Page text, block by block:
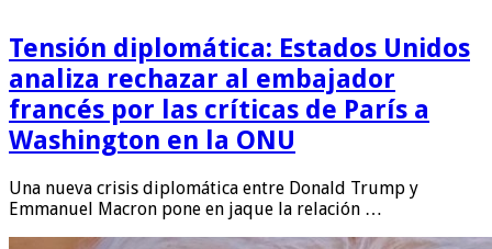
Tensión diplomática: Estados Unidos
analiza rechazar al embajador
francés por las críticas de París a
Washington en la ONU
Una nueva crisis diplomática entre Donald Trump y
Emmanuel Macron pone en jaque la relación …